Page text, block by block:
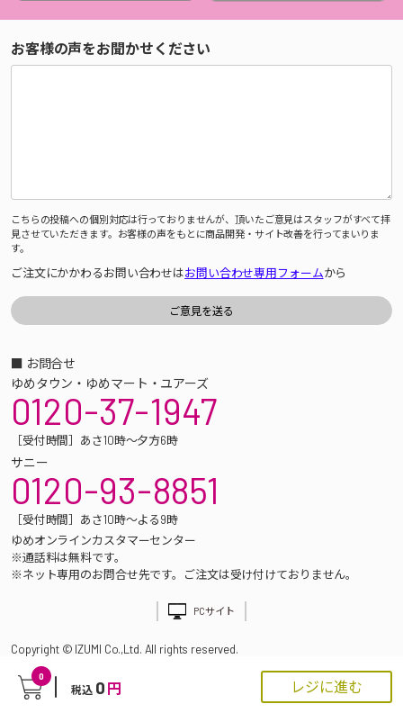
0
税込 0 円 レジに進む
お客様の声をお聞かせください
こちらの投稿への個別対応は行っておりませんが、頂いたご意見はスタッフがすべて拝
見させていただきます。お客様の声をもとに商品開発・サイト改善を行ってまいりま
す。
ご注文にかかわるお問い合わせはお問い合わせ専用フォームから
■ お問合せ
ゆめタウン・ゆめマート・ユアーズ
0120-37-1947
［受付時間］あさ10時～夕方6時
サニー
0120-93-8851
［受付時間］あさ10時～よる9時
ゆめオンラインカスタマーセンター
※通話料は無料です。
※ネット専用のお問合せ先です。ご注文は受け付けておりません。
PCサイト
Copyright © IZUMI Co.,Ltd. All rights reserved.